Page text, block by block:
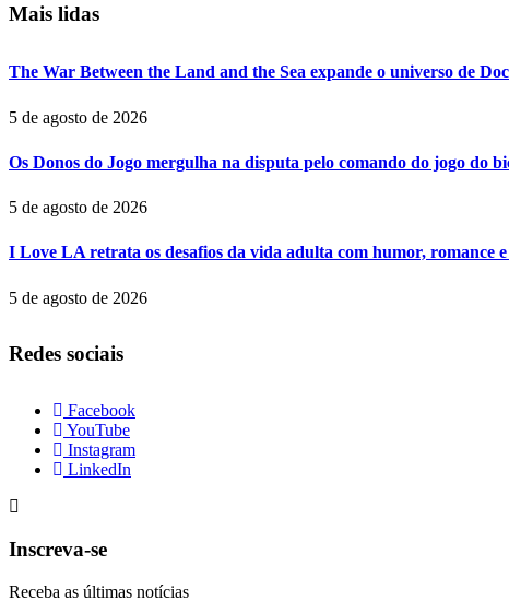
Mais lidas
The War Between the Land and the Sea expande o universo de
5 de agosto de 2026
Os Donos do Jogo mergulha na disputa pelo comando do jogo do
5 de agosto de 2026
I Love LA retrata os desafios da vida adulta com humor, romance
5 de agosto de 2026
Redes sociais
Facebook
YouTube
Instagram
LinkedIn
Inscreva-se
Receba as últimas notícias